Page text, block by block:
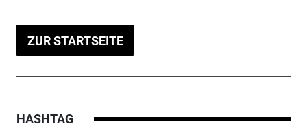
ZUR STARTSEITE
HASHTAG